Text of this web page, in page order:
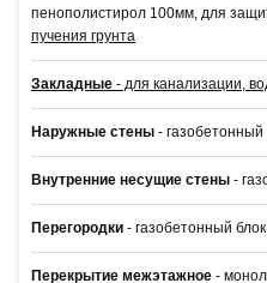
пенополистирол 100мм, для
пучения грунта
Закладные - для канализации,
Наружные стены -
Внутренние несущие стены -
Перегородки - газобетонный
Перекрытие межэтажное -